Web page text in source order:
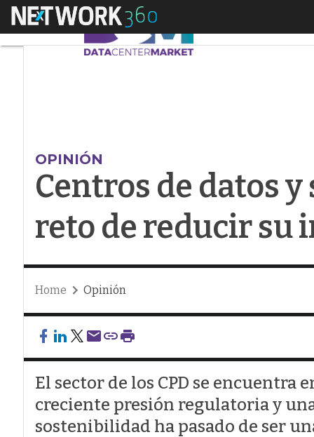
Menú Centros de datos
OPINIÓN
Centros de datos
reto de reducir su
Home Opinión
El sector de los CPD se
creciente presión regulatoria y
sostenibilidad ha pasado de ser